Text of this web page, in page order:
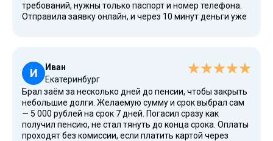
требований, нужны только паспорт и номер телефона.
Отправила заявку онлайн, и через 10 минут деньги уже
И
Иван
Екатеринбург
Брал заём за несколько дней до пенсии, чтобы закрыть
небольшие долги. Желаемую сумму и срок выбрал сам
— 5 000 рублей на срок 7 дней. Погасил сразу как
получил пенсию, не стал тянуть до конца срока. Оплаты
проходят без комиссии, если платить картой через